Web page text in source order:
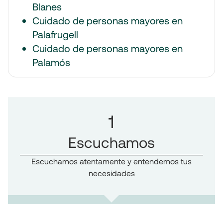
Blanes
Cuidado de personas mayores en
Palafrugell
Cuidado de personas mayores en
Palamós
1
Escuchamos
Escuchamos atentamente y entendemos tus
necesidades